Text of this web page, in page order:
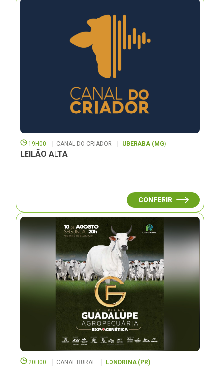
19H00 CANAL DO CRIADOR UBERABA (MG)
LEILÃO ALTA
CONFERIR
20H00 CANAL RURAL LONDRINA (PR)